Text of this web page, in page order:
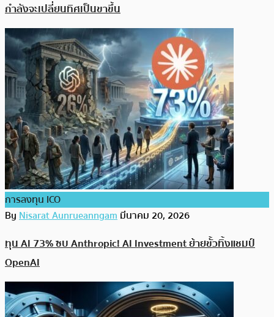
กำลังจะเปลี่ยนทิศเป็นขาขึ้น
การลงทุน ICO
ByNisarat Aunrueanngamมีนาคม 20, 2026
ทุน AI 73% ซบ Anthropic! AI Investment ย้ายขั้วทิ้งแชมป์
OpenAI